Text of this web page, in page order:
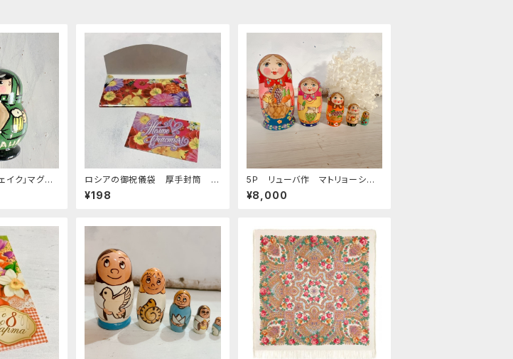
イク」マグネ
ロシアの御祝儀袋 厚手封筒 E
-280 「花 カード付 」
¥198
5Ｐ リューバ作 マトリョーシ
カ 「フルーツバスケット 赤」 1
1.5ｃｍ MTRy004
¥8,000